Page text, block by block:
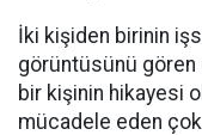
İki kişiden birinin
görüntüsünü gören
bir kişinin hikayesi
mücadele eden çok